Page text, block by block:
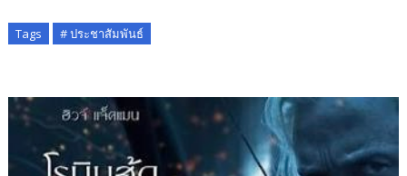
Tags # ประชาสัมพันธ์